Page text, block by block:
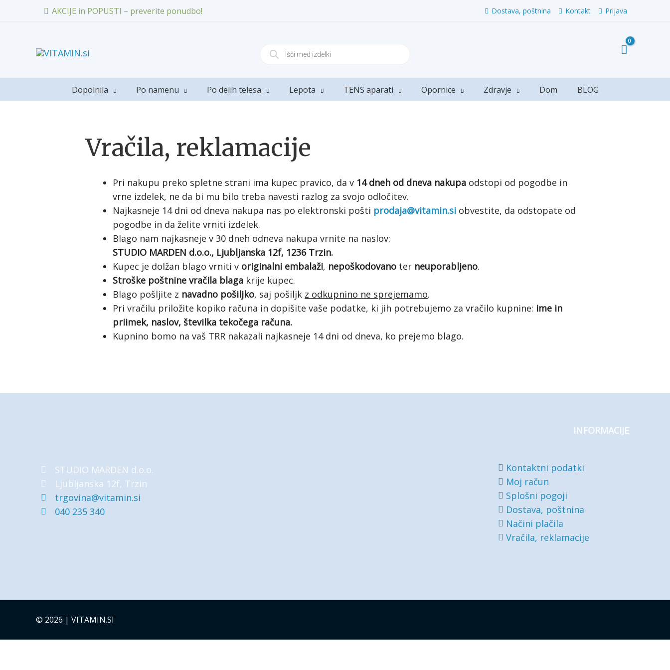
AKCIJE in POPUSTI – preverite ponudbo! Dostava, poštnina Kontakt Prijava
Dopolnila Po namenu Po delih telesa Lepota TENS aparati Opornice Zdravje Dom BLOG
Vračila, reklamacije
Pri nakupu preko spletne strani ima kupec pravico, da v 14 dneh od dneva nakupa odstopi od pogodbe in
vrne izdelek, ne da bi mu bilo treba navesti razlog za svojo odločitev.
Najkasneje 14 dni od dneva nakupa nas po elektronski pošti prodaja@vitamin.si obvestite, da odstopate od
pogodbe in da želite vrniti izdelek.
Blago nam najkasneje v 30 dneh odneva nakupa vrnite na naslov:
STUDIO MARDEN d.o.o., Ljubljanska 12f, 1236 Trzin.
Kupec je dolžan blago vrniti v originalni embalaži, nepoškodovano ter neuporabljeno.
Stroške poštnine vračila blaga krije kupec.
Blago pošljite z navadno pošiljko, saj pošiljk z odkupnino ne sprejemamo.
Pri vračilu priložite kopiko računa in dopišite vaše podatke, ki jih potrebujemo za vračilo kupnine: ime in
priimek, naslov, številka tekočega računa.
Kupnino bomo na vaš TRR nakazali najkasneje 14 dni od dneva, ko prejemo blago.
STUDIO MARDEN d.o.o.
Ljubljanska 12f, Trzin
trgovina@vitamin.si
040 235 340
INFORMACIJE
Kontaktni podatki
Moj račun
Splošni pogoji
Dostava, poštnina
Načini plačila
Vračila, reklamacije
© 2026 | VITAMIN.SI